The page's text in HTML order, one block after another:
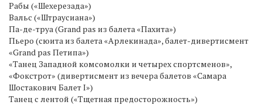
Рабы («Шехерезада»)
Вальс («Штраусиана»)
Па-де-труа (Grand pas из балета «Пахита»)
Пьеро (сюита из балета «Арлекинада», балет-дивертисмент
«Grand pas Петипа»)
«Танец Западной комсомолки и четырех спортсменов»,
«Фокстрот» (дивертисмент из вечера балетов «Самара
Шостакович Балет I»)
Танец с лентой («Тщетная предосторожность»)